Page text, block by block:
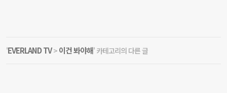
'EVERLAND TV> 이건 봐야해' 카테고리의 다른 글